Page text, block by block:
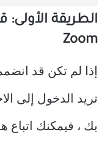
الطريقة الأولى:
Zoom
إذا لم تكن قد
تريد الدخول إلى
بك ، فيمكنك اتباع